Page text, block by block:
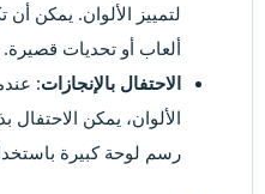
لتمييز الألوان. يمكن
ألعاب أو تحديات قصيرة.
الاحتفال بالإنجازات:
الألوان، يمكن
رسم لوحة كبيرة